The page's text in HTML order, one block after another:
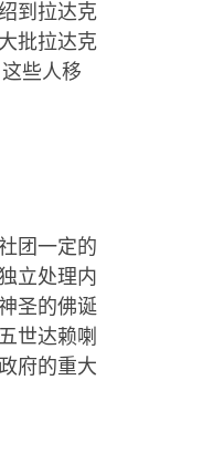
到拉达克
批拉达克
些人移
团一定的
立处理内
圣的佛诞
世达赖喇
府的重大